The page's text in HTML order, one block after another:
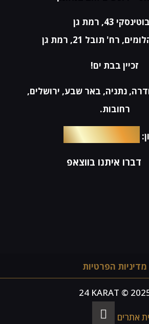
43, רמת גן
רח' תובל 21, רמת גן
זכיין בבת ים!
נתניה, באר שבע, ירושלים,
רחובות.
054-4653576
דברו איתנו בווצאפ
מדיניות הפרטיות
24 KARAT ©
אתרים -